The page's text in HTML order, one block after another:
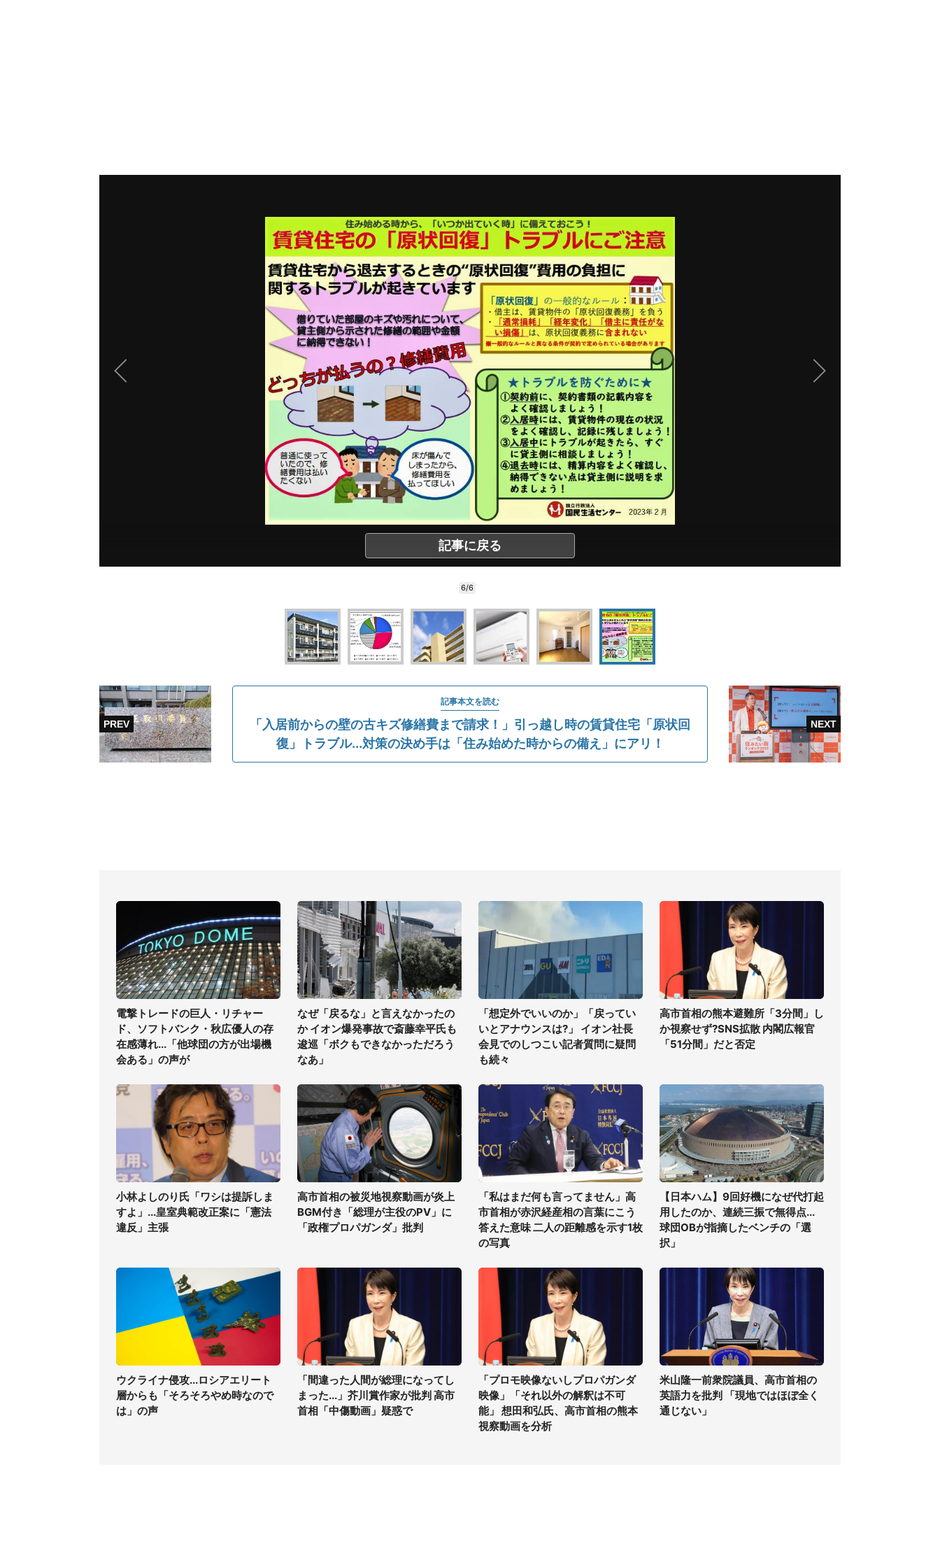
記事に戻る
6/6
記事本文を読む
「入居前からの壁の古キズ修繕費まで請求！」引っ越し時の賃貸住宅「原状回
復」トラブル...対策の決め手は「住み始めた時からの備え」にアリ！
電撃トレードの巨人・リチャー
ド、ソフトバンク・秋広優人の存
在感薄れ...「他球団の方が出場機
会ある」の声が
なぜ「戻るな」と言えなかったの
か イオン爆発事故で斎藤幸平氏も
逡巡「ボクもできなかっただろう
なあ」
「想定外でいいのか」「戻ってい
いとアナウンスは?」 イオン社長
会見でのしつこい記者質問に疑問
も続々
高市首相の熊本避難所「3分間」し
か視察せず?SNS拡散 内閣広報官
「51分間」だと否定
小林よしのり氏「ワシは提訴しま
すよ」...皇室典範改正案に「憲法
違反」主張
高市首相の被災地視察動画が炎上
BGM付き「総理が主役のPV」に
「政権プロパガンダ」批判
「私はまだ何も言ってません」高
市首相が赤沢経産相の言葉にこう
答えた意味 二人の距離感を示す1枚
の写真
【日本ハム】9回好機になぜ代打起
用したのか、連続三振で無得点...
球団OBが指摘したベンチの「選
択」
ウクライナ侵攻...ロシアエリート
層からも「そろそろやめ時なので
は」の声
「間違った人間が総理になってし
まった...」芥川賞作家が批判 高市
首相「中傷動画」疑惑で
「プロモ映像ないしプロパガンダ
映像」「それ以外の解釈は不可
能」 想田和弘氏、高市首相の熊本
視察動画を分析
米山隆一前衆院議員、高市首相の
英語力を批判 「現地ではほぼ全く
通じない」